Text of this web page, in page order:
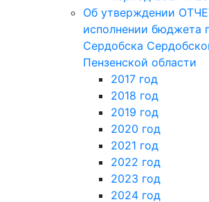
Об утверждении
исполнении бюджета
Сердобска
Пензенской области
2017 год
2018 год
2019 год
2020 год
2021 год
2022 год
2023 год
2024 год